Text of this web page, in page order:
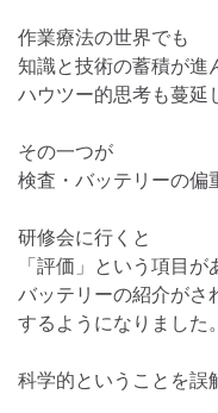
作業療法の世界でも
知識と技術の蓄積が進
ハウツー的思考も蔓延
その一つが
検査・バッテリーの偏
研修会に行くと
「評価」という項目
バッテリーの紹介がさ
するようになりました。
科学的ということを誤